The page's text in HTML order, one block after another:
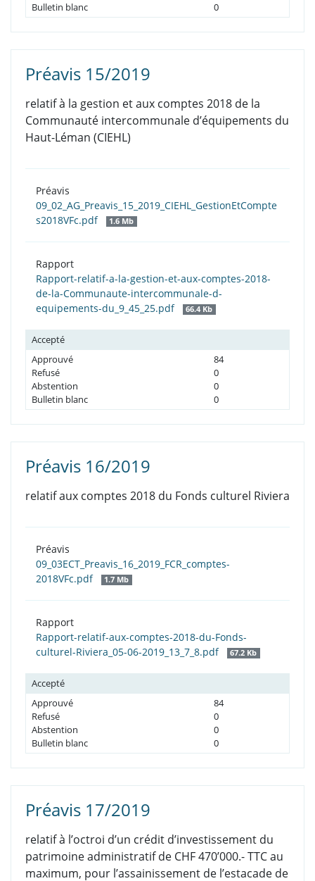
Bulletin blanc
0
Préavis 15/2019
relatif à la gestion et aux comptes 2018 de la
Communauté intercommunale d’équipements du
Haut-Léman (CIEHL)
Préavis
09_02_AG_Preavis_15_2019_CIEHL_GestionEtCompte
s2018VFc.pdf
1.6 Mb
Rapport
Rapport-relatif-a-la-gestion-et-aux-comptes-2018-
de-la-Communaute-intercommunale-d-
equipements-du_9_45_25.pdf
66.4 Kb
Accepté
Approuvé
84
Refusé
0
Abstention
0
Bulletin blanc
0
Préavis 16/2019
relatif aux comptes 2018 du Fonds culturel Riviera
Préavis
09_03ECT_Preavis_16_2019_FCR_comptes-
2018VFc.pdf
1.7 Mb
Rapport
Rapport-relatif-aux-comptes-2018-du-Fonds-
culturel-Riviera_05-06-2019_13_7_8.pdf
67.2 Kb
Accepté
Approuvé
84
Refusé
0
Abstention
0
Bulletin blanc
0
Préavis 17/2019
relatif à l’octroi d’un crédit d’investissement du
patrimoine administratif de CHF 470’000.- TTC au
maximum, pour l’assainissement de l’estacade de